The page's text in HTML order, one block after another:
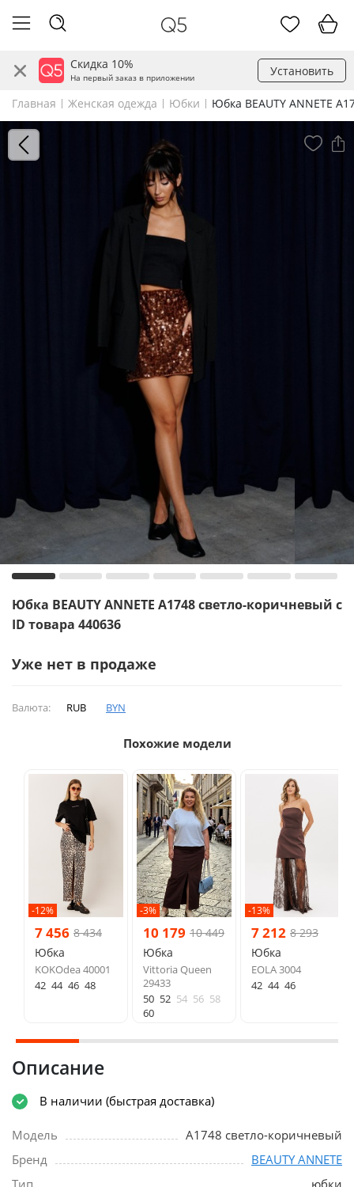
Скидка 10%
На первый заказ в приложении Установить
Главная Женская одежда Юбки Юбка BEAUTY ANNETE
Юбка BEAUTY ANNETE A1748 светло-коричневый с
ID товара 440636
Уже нет в продаже
Валюта: RUB BYN
Похожие модели
-12%
7 456 8 434
Юбка
KOKOdea 40001
42 44 46 48
-3%
10 179 10 449
Юбка
Vittoria Queen
29433
50 52 54 56 58
60
-13%
7 212 8 293
Юбка
EOLA 3004
42 44 46
Описание
В наличии (быстрая доставка)
Модель
A1748 светло-коричневый
Бренд
BEAUTY ANNETE
Тип
юбки